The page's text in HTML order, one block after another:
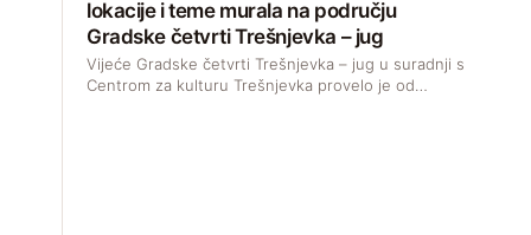
lokacije i teme murala na području
Gradske četvrti Trešnjevka – jug
Vijeće Gradske četvrti Trešnjevka – jug u suradnji s
Centrom za kulturu Trešnjevka provelo je od…